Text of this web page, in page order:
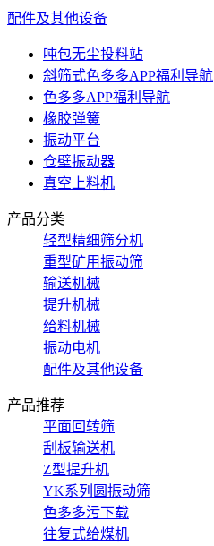
配件及其他设备
吨包无尘投料站
斜筛式色多多APP福利导航
色多多APP福利导航
橡胶弹簧
振动平台
仓壁振动器
真空上料机
产品分类
轻型精细筛分机
重型矿用振动筛
输送机械
提升机械
给料机械
振动电机
配件及其他设备
产品推荐
平面回转筛
刮板输送机
Z型提升机
YK系列圆振动筛
色多多污下载
往复式给煤机